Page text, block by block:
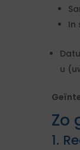
In
u
Zo
1.